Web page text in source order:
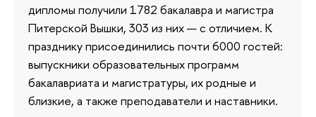
дипломы получили 1782 бакалавра и магистра
Питерской Вышки, 303 из них — с отличием. К
празднику присоединились почти 6000 гостей:
выпускники образовательных программ
бакалавриата и магистратуры, их родные и
близкие, а также преподаватели и наставники.